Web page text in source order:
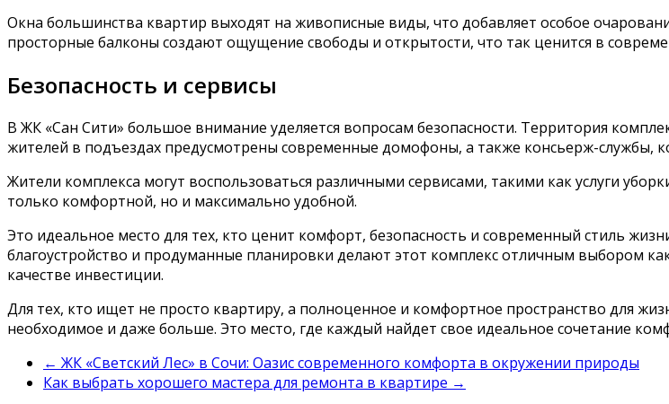
Окна большинства квартир выходят на живописные виды, что добавляет особое
просторные балконы создают ощущение свободы и открытости, что так ценится в
Безопасность и сервисы
В ЖК «Сан Сити» большое внимание уделяется вопросам безопасности. Территория
жителей в подъездах предусмотрены современные домофоны, а также консьерж-службы,
Жители комплекса могут воспользоваться различными сервисами, такими как услуги
только комфортной, но и максимально удобной.
Это идеальное место для тех, кто ценит комфорт, безопасность и современный стиль
благоустройство и продуманные планировки делают этот комплекс отличным выбором
качестве инвестиции.
Для тех, кто ищет не просто квартиру, а полноценное и комфортное пространство для
необходимое и даже больше. Это место, где каждый найдет свое идеальное сочетание
← ЖК «Светский Лес» в Сочи: Оазис современного комфорта в окружении природы
Как выбрать хорошего мастера для ремонта в квартире →